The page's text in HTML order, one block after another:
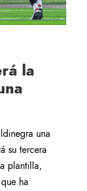
la
una
su tercera
plantilla,
ha